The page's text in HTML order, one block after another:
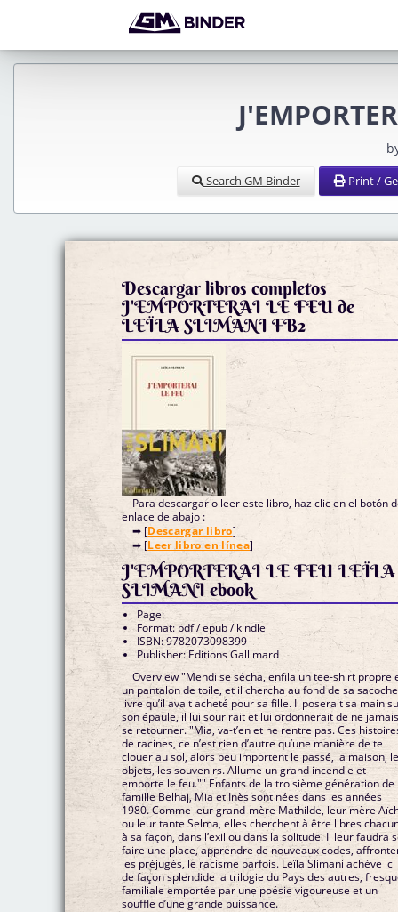
Search GM Binder Print /
Descargar libros completos
J'EMPORTERAI LE FEU de
LEÏLA SLIMANI FB2
Para descargar o leer este libro, haz clic en el botón
enlace de abajo :
➡ [Descargar libro]
➡ [Leer libro en línea]
J'EMPORTERAI LE FEU LEÏLA
SLIMANI ebook
Page:
Format: pdf / epub / kindle
ISBN: 9782073098399
Publisher: Editions Gallimard
Overview "Mehdi se sécha, enfila un tee-shirt propre
un pantalon de toile, et il chercha au fond de sa
livre qu’il avait acheté pour sa fille. Il poserait sa main
son épaule, il lui sourirait et lui ordonnerait de ne
se retourner. "Mia, va-t’en et ne rentre pas. Ces
de racines, ce n’est rien d’autre qu’une manière de te
clouer au sol, alors peu importent le passé, la maison,
objets, les souvenirs. Allume un grand incendie et
emporte le feu."" Enfants de la troisième génération de
famille Belhaj, Mia et Inès sont nées dans les années
1980. Comme leur grand-mère Mathilde, leur mère
ou leur tante Selma, elles cherchent à être libres
à sa façon, dans l’exil ou dans la solitude. Il leur faudra
faire une place, apprendre de nouveaux codes,
les préjugés, le racisme parfois. Leïla Slimani achève ici
de façon splendide la trilogie du Pays des autres,
familiale emportée par une poésie vigoureuse et un
souffle d’une grande puissance.